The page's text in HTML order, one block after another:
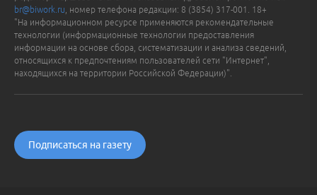
br@biwork.ru , номер телефона редакции: 8 (3854) 317-001. 18+
"На информационном ресурсе применяются рекомендательные
технологии (информационные технологии предоставления
информации на основе сбора, систематизации и анализа сведений,
относящихся к предпочтениям пользователей сети "Интернет",
находящихся на территории Российской Федерации)".
Подписаться на газету